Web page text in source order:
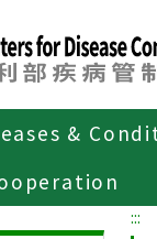
&
防疫專題
:::